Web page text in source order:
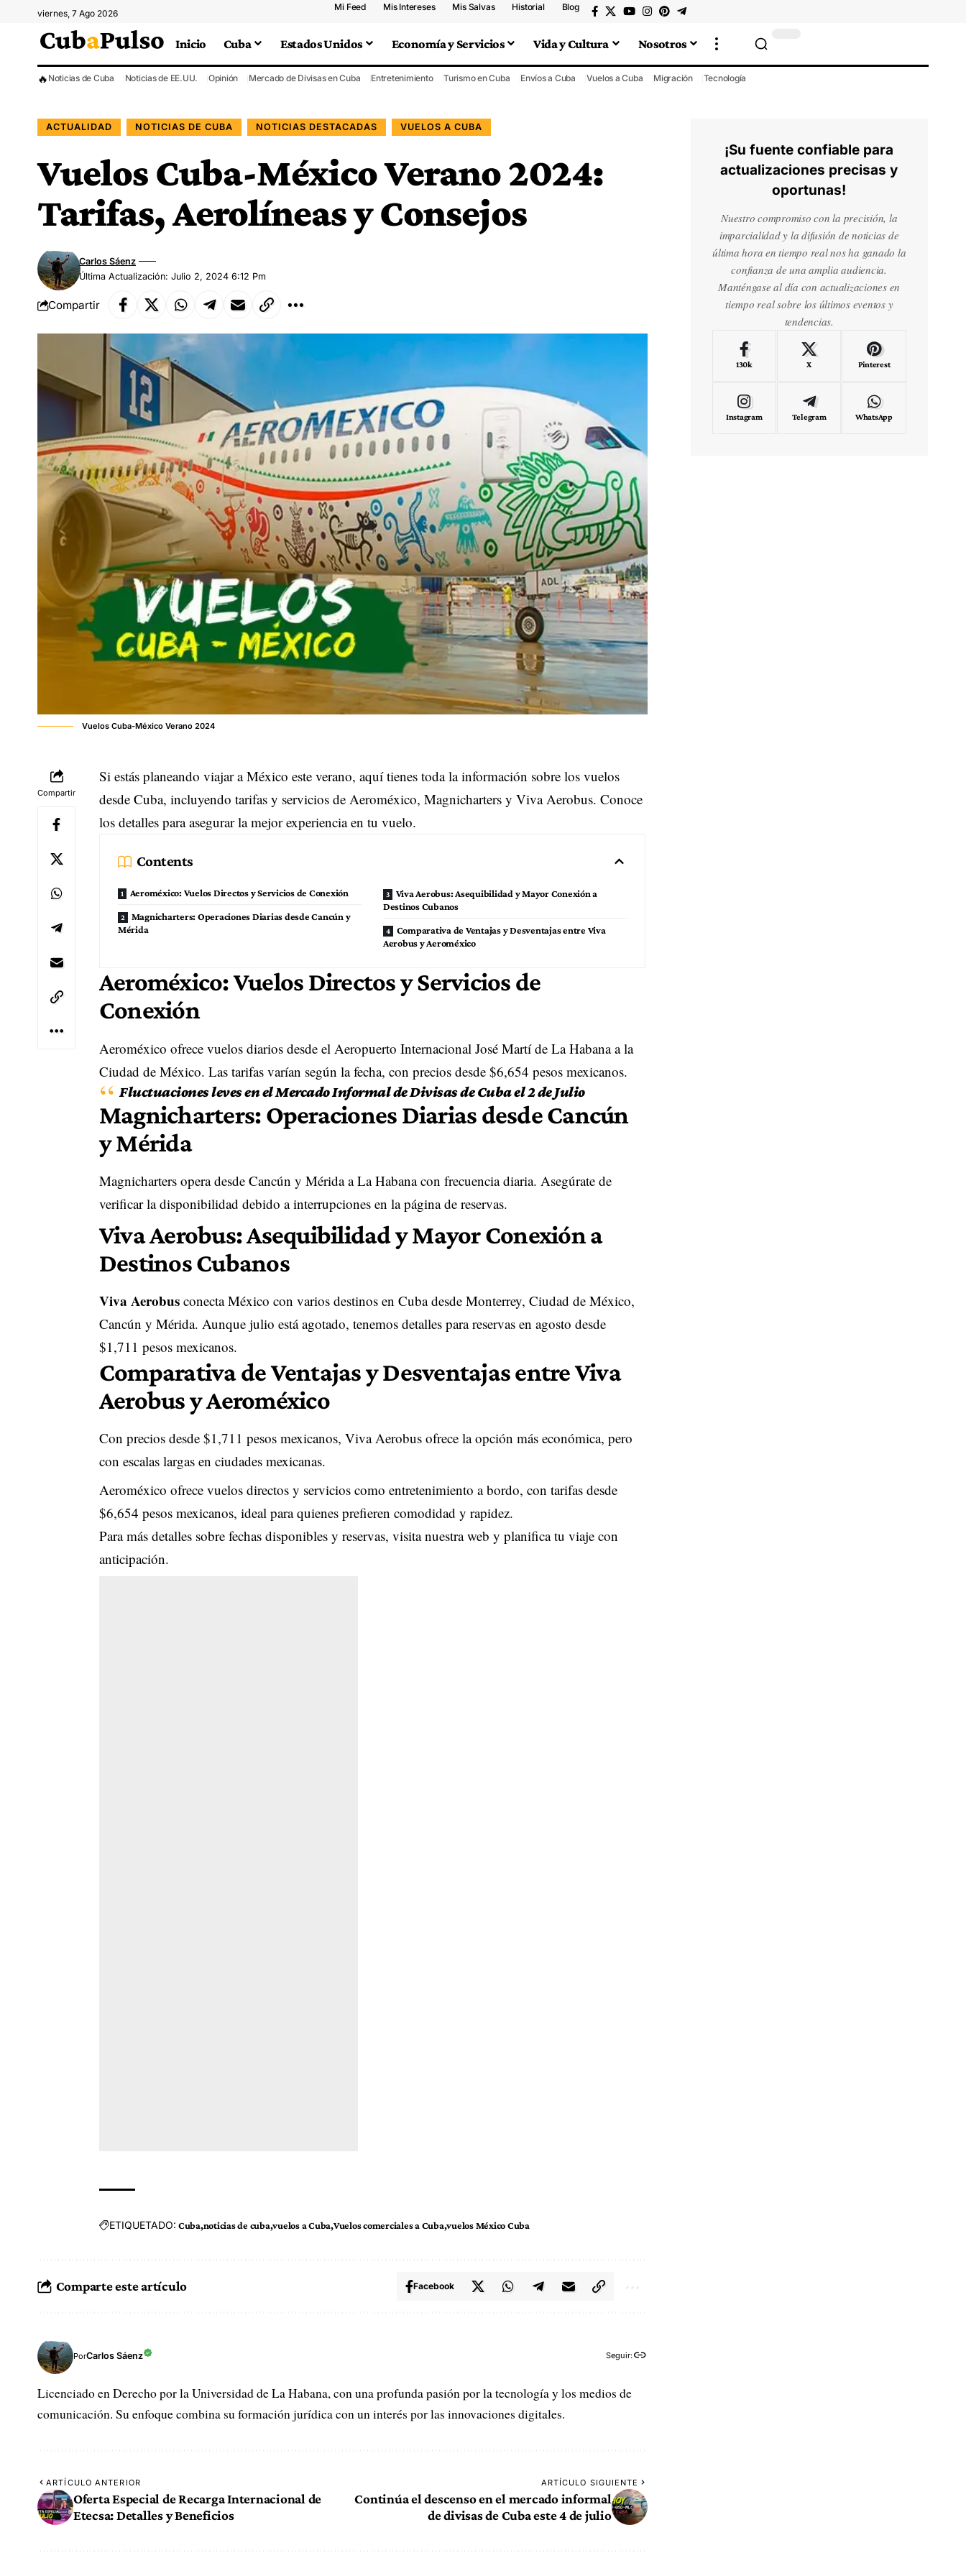
viernes, 7 Ago 2026
Mi Feed Mis Intereses Mis Salvas Historial Blog
Inicio Cuba Estados Unidos Economía y Servicios Vida y Cultura Nosotros
🔥 Noticias de Cuba Noticias de EE.UU. Opinión Mercado de Divisas en Cuba Entretenimiento Turismo en Cuba Envíos a Cuba Vuelos a Cuba Migración Tecnología
ACTUALIDAD NOTICIAS DE CUBA NOTICIAS DESTACADAS VUELOS A CUBA
Vuelos Cuba-México Verano 2024:
Tarifas, Aerolíneas y Consejos
Última Actualización: Julio 2, 2024 6:12 Pm
Carlos Sáenz
Compartir
Vuelos Cuba-México Verano 2024
Compartir
Si estás planeando viajar a México este verano, aquí tienes toda la información sobre los vuelos
desde Cuba, incluyendo tarifas y servicios de Aeroméxico, Magnicharters y Viva Aerobus. Conoce
los detalles para asegurar la mejor experiencia en tu vuelo.
Contents
Aeroméxico: Vuelos Directos y Servicios de Conexión
Magnicharters: Operaciones Diarias desde Cancún y
Mérida
Viva Aerobus: Asequibilidad y Mayor Conexión a
Destinos Cubanos
Comparativa de Ventajas y Desventajas entre Viva
Aerobus y Aeroméxico
Aeroméxico: Vuelos Directos y Servicios de
Conexión
Aeroméxico ofrece vuelos diarios desde el Aeropuerto Internacional José Martí de La Habana a la
Ciudad de México. Las tarifas varían según la fecha, con precios desde $6,654 pesos mexicanos.
Fluctuaciones leves en el Mercado Informal de Divisas de Cuba el 2 de Julio
Magnicharters: Operaciones Diarias desde Cancún
y Mérida
Magnicharters opera desde Cancún y Mérida a La Habana con frecuencia diaria. Asegúrate de
verificar la disponibilidad debido a interrupciones en la página de reservas.
Viva Aerobus: Asequibilidad y Mayor Conexión a
Destinos Cubanos
Viva Aerobusconecta México con varios destinos en Cuba desde Monterrey, Ciudad de México,
Cancún y Mérida. Aunque julio está agotado, tenemos detalles para reservas en agosto desde
$1,711 pesos mexicanos.
Comparativa de Ventajas y Desventajas entre Viva
Aerobus y Aeroméxico
Con precios desde $1,711 pesos mexicanos, Viva Aerobus ofrece la opción más económica, pero
con escalas largas en ciudades mexicanas.
Aeroméxico ofrece vuelos directos y servicios como entretenimiento a bordo, con tarifas desde
$6,654 pesos mexicanos, ideal para quienes prefieren comodidad y rapidez.
Para más detalles sobre fechas disponibles y reservas, visita nuestra web y planifica tu viaje con
anticipación.
ETIQUETADO: Cuba noticias de cuba vuelos a Cuba Vuelos comerciales a Cuba vuelos México Cuba
Comparte este artículo Facebook
PorCarlos Sáenz Seguir:
Licenciado en Derecho por la Universidad de La Habana, con una profunda pasión por la tecnología y los medios de
comunicación. Su enfoque combina su formación jurídica con un interés por las innovaciones digitales.
ARTÍCULO ANTERIOR
Oferta Especial de Recarga Internacional de
Etecsa: Detalles y Beneficios
ARTÍCULO SIGUIENTE
Continúa el descenso en el mercado informal
de divisas de Cuba este 4 de julio
¡Su fuente confiable para
actualizaciones precisas y
oportunas!
Nuestro compromiso con la precisión, la
imparcialidad y la difusión de noticias de
última hora en tiempo real nos ha ganado la
confianza de una amplia audiencia.
Manténgase al día con actualizaciones en
tiempo real sobre los últimos eventos y
tendencias.
130k X Pinterest
Instagram Telegram WhatsApp